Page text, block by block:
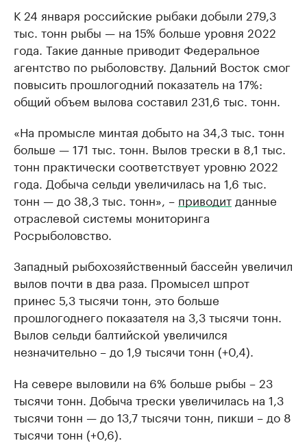
К 24 января российские рыбаки добыли 279,3
тыс. тонн рыбы — на 15% больше уровня 2022
года. Такие данные приводит Федеральное
агентство по рыболовству. Дальний Восток смог
повысить прошлогодний показатель на 17%:
общий объем вылова составил 231,6 тыс. тонн.
«На промысле минтая добыто на 34,3 тыс. тонн
больше — 171 тыс. тонн. Вылов трески в 8,1 тыс.
тонн практически соответствует уровню 2022
года. Добыча сельди увеличилась на 1,6 тыс.
тонн — до 38,3 тыс. тонн», – приводит данные
отраслевой системы мониторинга
Росрыболовство.
Западный рыбохозяйственный бассейн увеличил
вылов почти в два раза. Промысел шпрот
принес 5,3 тысячи тонн, это больше
прошлогоднего показателя на 3,3 тысячи тонн.
Вылов сельди балтийской увеличился
незначительно – до 1,9 тысячи тонн (+0,4).
На севере выловили на 6% больше рыбы – 23
тысячи тонн. Добыча трески увеличилась на 1,3
тысячи тонн — до 13,7 тысячи тонн, пикши – до 8
тысячи тонн (+0,6).